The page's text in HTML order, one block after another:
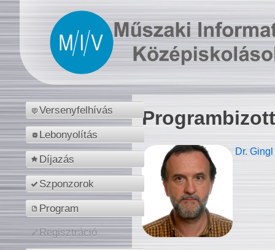
Versenyfelhívás
Lebonyolítás
Díjazás
Szponzorok
Program
Regisztráció
Dr.